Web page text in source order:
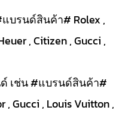
บรนด์สินค้า# Rolex ,
, Citizen , Gucci ,
เช่น #แบรนด์สินค้า#
, Gucci , Louis Vuitton ,